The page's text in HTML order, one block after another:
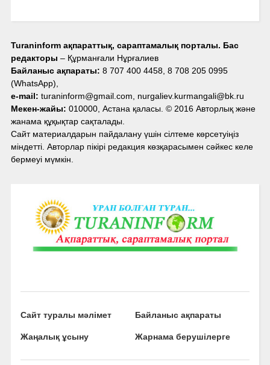
Turaninform ақпараттық, сараптамалық порталы. Бас
редакторы – Құрманғали Нұрғалиев
Байланыс ақпараты: 8 707 400 4458, 8 708 205 0995
(WhatsApp),
e-mail: turaninform@gmail.com, nurgaliev.kurmangali@bk.ru
Мекен-жайы: 010000, Астана қаласы. © 2016 Авторлық және
жанама құқықтар сақталады.
Сайт материалдарын пайдалану үшін сілтеме көрсетуіңіз
міндетті. Авторлар пікірі редакция көзқарасымен сәйкес келе
бермеуі мүмкін.
Сайт туралы мәлімет Байланыс ақпараты
Жаңалық ұсыну Жарнама берушілерге